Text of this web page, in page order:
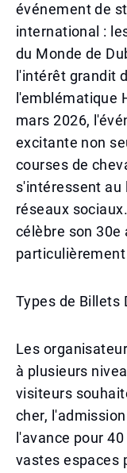
événement de
international :
du Monde de
l'intérêt grandit
l'emblématique
mars 2026,
excitante non
courses de
s'intéressent au
réseaux
célèbre son
Types de Billets
Les
à plusieurs
visiteurs
cher,
l'avance pour
vastes espaces